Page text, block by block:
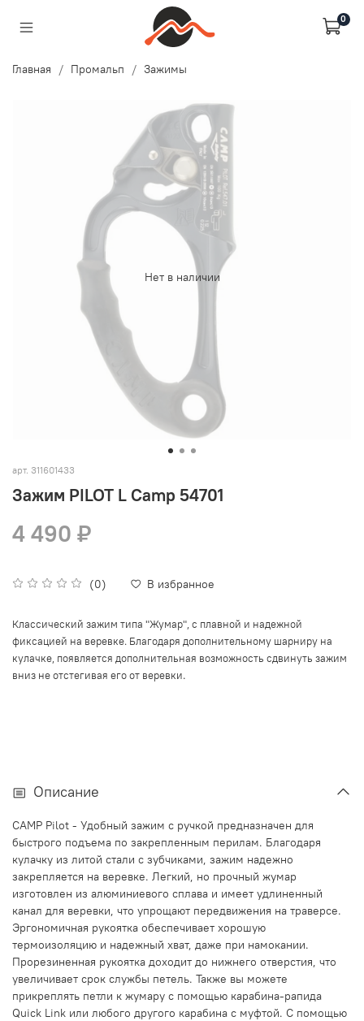
0
Главная Промальп Зажимы
Нет в наличии
арт. 311601433
Зажим PILOT L Camp 54701
(0) В избранное
4 490 ₽
Классический зажим типа "Жумар", с плавной и надежной
фиксацией на веревке. Благодаря дополнительному шарниру на
кулачке, появляется дополнительная возможность сдвинуть зажим
вниз не отстегивая его от веревки.
Описание
CAMP Pilot - Удобный зажим с ручкой предназначен для
быстрого подъема по закрепленным перилам. Благодаря
кулачку из литой стали с зубчиками, зажим надежно
закрепляется на веревке. Легкий, но прочный жумар
изготовлен из алюминиевого сплава и имеет удлиненный
канал для веревки, что упрощают передвижения на траверсе.
Эргономичная рукоятка обеспечивает хорошую
термоизоляцию и надежный хват, даже при намокании.
Прорезиненная рукоятка доходит до нижнего отверстия, что
увеличивает срок службы петель. Также вы можете
прикреплять петли к жумару с помощью карабина-рапида
Quick Link или любого другого карабина с муфтой. С помощью